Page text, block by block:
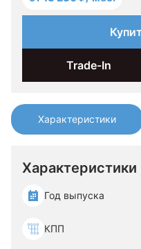
Характеристики
Характеристики
Год выпуска
КПП
Trade-In